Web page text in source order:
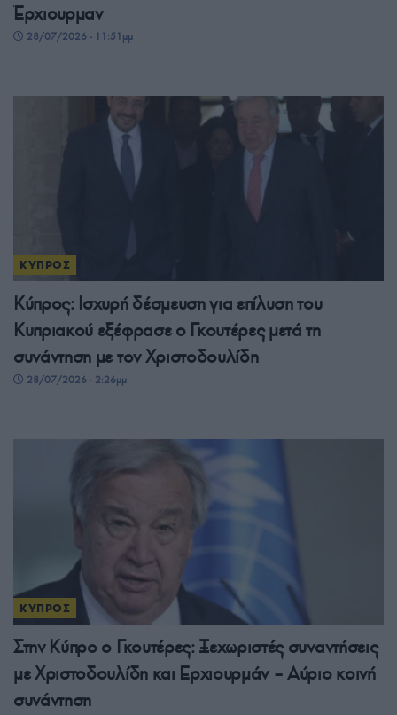
Έρχιουρμαν
28/07/2026 - 11:51μμ
ΚΥΠΡΟΣ
Κύπρος: Ισχυρή δέσμευση για επίλυση του
Κυπριακού εξέφρασε ο Γκουτέρες μετά τη
συνάντηση με τον Χριστοδουλίδη
28/07/2026 - 2:26μμ
ΚΥΠΡΟΣ
Στην Κύπρο ο Γκουτέρες: Ξεχωριστές συναντήσεις
με Χριστοδουλίδη και Ερχιουρμάν – Αύριο κοινή
συνάντηση